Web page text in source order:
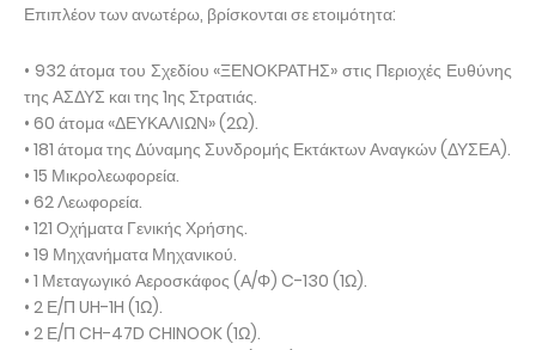
Επιπλέον των ανωτέρω, βρίσκονται σε ετοιμότητα:
• 932 άτομα του Σχεδίου «ΞΕΝΟΚΡΑΤΗΣ» στις Περιοχές Ευθύνης
της ΑΣΔΥΣ και της 1ης Στρατιάς.
• 60 άτομα «ΔΕΥΚΑΛΙΩΝ» (2Ω).
• 181 άτομα της Δύναμης Συνδρομής Εκτάκτων Αναγκών (ΔΥΣΕΑ).
• 15 Μικρολεωφορεία.
• 62 Λεωφορεία.
• 121 Οχήματα Γενικής Χρήσης.
• 19 Μηχανήματα Μηχανικού.
• 1 Μεταγωγικό Αεροσκάφος (Α/Φ) C-130 (1Ω).
• 2 Ε/Π UH-1H (1Ω).
• 2 Ε/Π CH-47D CHINOOK (1Ω).